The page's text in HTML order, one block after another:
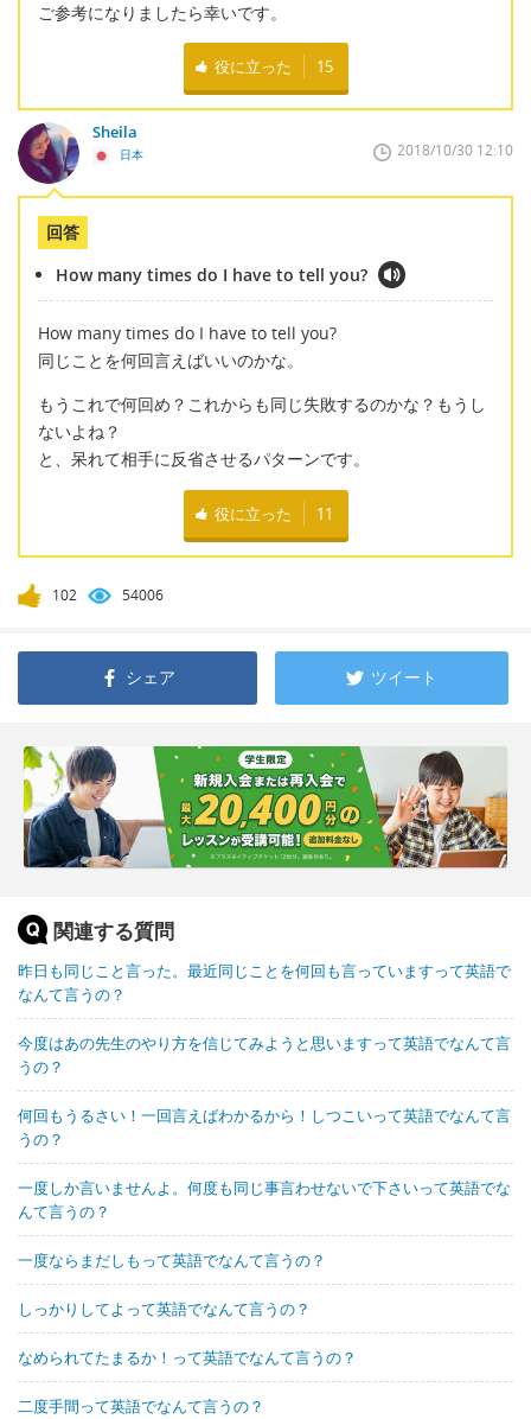
ご参考になりましたら幸いです。
役に立った 15
Sheila
日本 2018/10/30 12:10
回答
How many times do I have to tell you?
How many times do I have to tell you?
同じことを何回言えばいいのかな。
もうこれで何回め？これからも同じ失敗するのかな？もうし
ないよね？
と、呆れて相手に反省させるパターンです。
役に立った 11
102 54006
シェア ツイート
関連する質問
昨日も同じこと言った。最近同じことを何回も言っていますって英語で
なんて言うの？
今度はあの先生のやり方を信じてみようと思いますって英語でなんて言
うの？
何回もうるさい！一回言えばわかるから！しつこいって英語でなんて言
うの？
一度しか言いませんよ。何度も同じ事言わせないで下さいって英語でな
んて言うの？
一度ならまだしもって英語でなんて言うの？
しっかりしてよって英語でなんて言うの？
なめられてたまるか！って英語でなんて言うの？
二度手間って英語でなんて言うの？